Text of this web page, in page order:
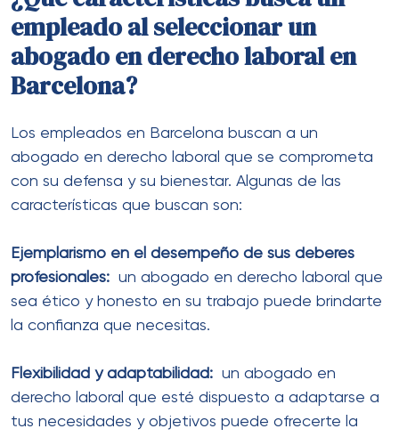
empleado al seleccionar un
abogado en derecho laboral en
Barcelona?
Los empleados en Barcelona buscan a un
abogado en derecho laboral que se comprometa
con su defensa y su bienestar. Algunas de las
características que buscan son:
Ejemplarismo en el desempeño de sus deberes
profesionales: un abogado en derecho laboral que
sea ético y honesto en su trabajo puede brindarte
la confianza que necesitas.
Flexibilidad y adaptabilidad: un abogado en
derecho laboral que esté dispuesto a adaptarse a
tus necesidades y objetivos puede ofrecerte la